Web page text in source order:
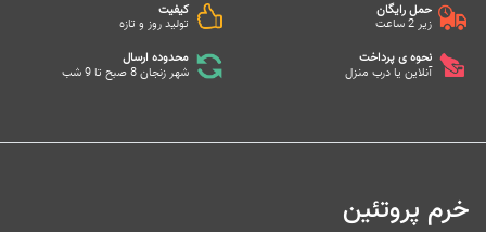
حمل رایگان
زیر 2 ساعت
کیفیت
تولید روز و تازه
نحوه ی پرداخت
آنلاین یا درب منزل
محدوده ارسال
شهر زنجان 8 صبح تا 9 شب
خرم پروتئین